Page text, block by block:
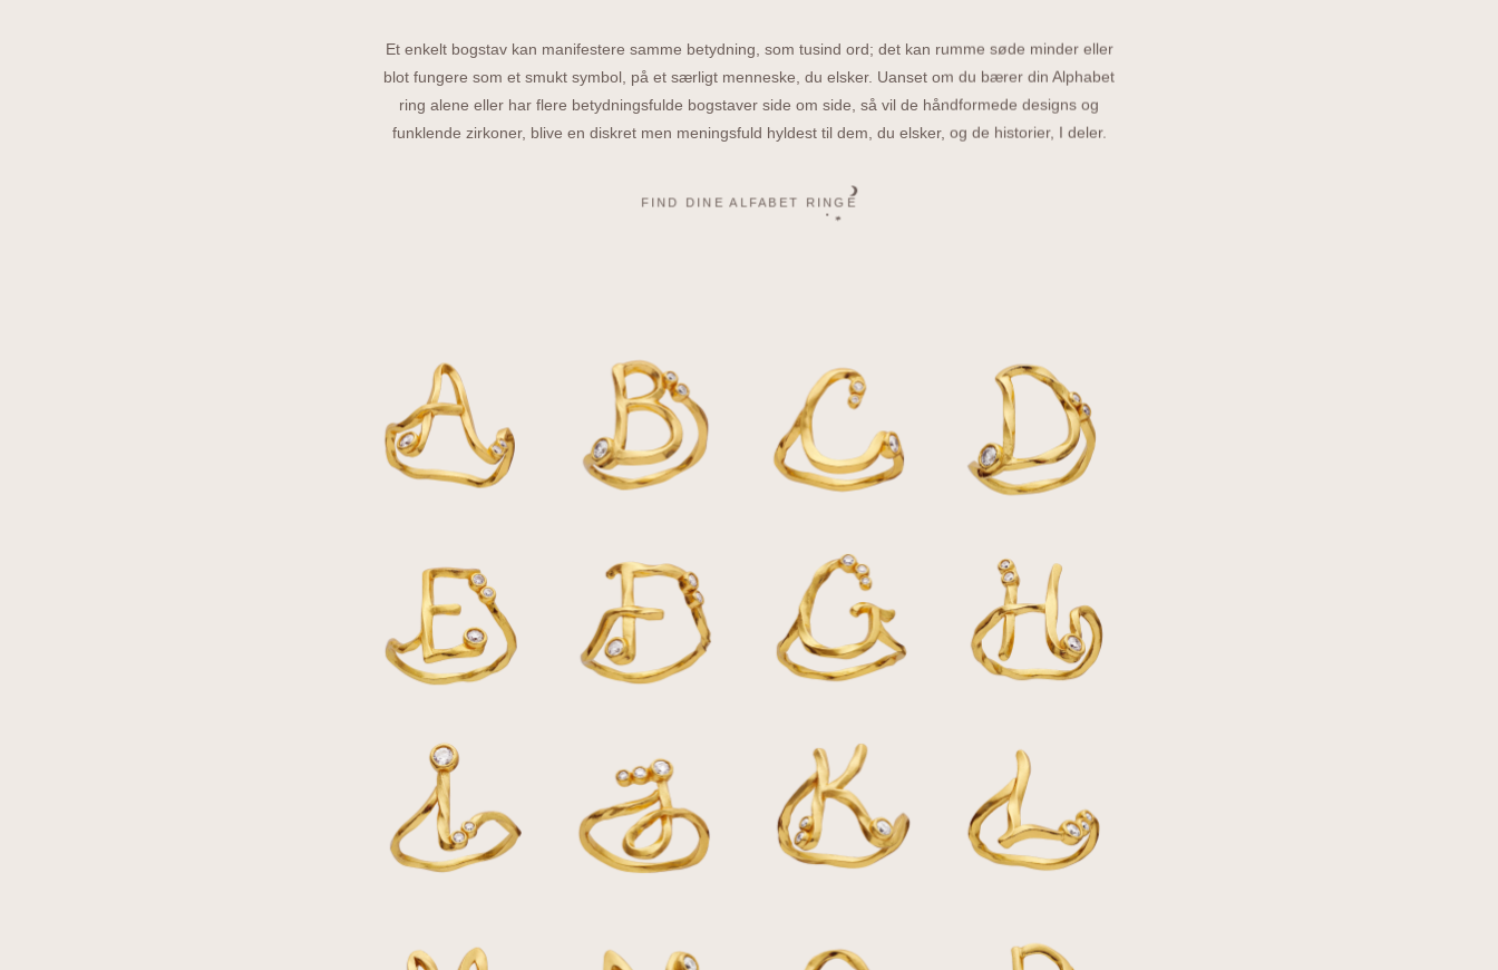
Et enkelt bogstav kan manifestere samme betydning, som tusind ord; det kan rumme søde minder eller
blot fungere som et smukt symbol, på et særligt menneske, du elsker. Uanset om du bærer din Alphabet
ring alene eller har flere betydningsfulde bogstaver side om side, så vil de håndformede designs og
funklende zirkoner, blive en diskret men meningsfuld hyldest til dem, du elsker, og de historier, I deler.
FIND DINE ALFABET RINGE